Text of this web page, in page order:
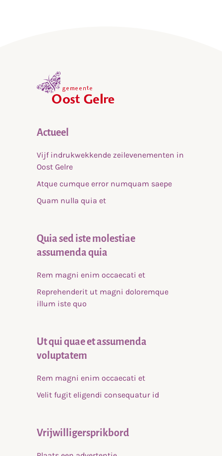
Actueel
Vijf indrukwekkende zeilevenementen in
Oost Gelre
Atque cumque error numquam saepe
Quam nulla quia et
Quia sed iste molestiae
assumenda quia
Rem magni enim occaecati et
Reprehenderit ut magni doloremque
illum iste quo
Ut qui quae et assumenda
voluptatem
Rem magni enim occaecati et
Velit fugit eligendi consequatur id
Vrijwilligersprikbord